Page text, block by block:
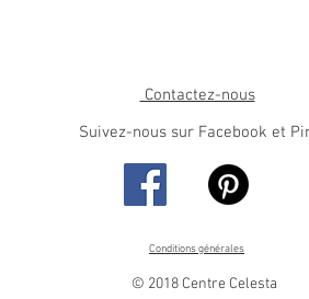
Contactez-nous
Suivez-nous sur Facebook et
Conditions générales
© 2018 Centre Celesta